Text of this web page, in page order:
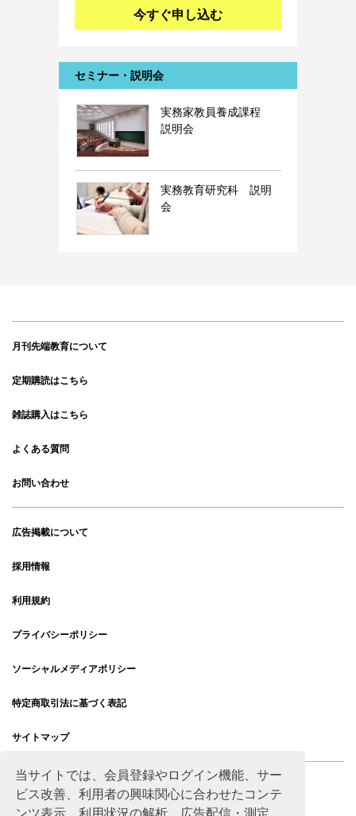
当サイトでは、会員登録やログイン機能、サー
ビス改善、利用者の興味関心に合わせたコンテ
ンツ表示、利用状況の解析、広告配信・測定、
今すぐ申し込む
セミナー・説明会
実務家教員養成課程
説明会
実務教育研究科 説明
会
月刊先端教育について
定期購読はこちら
雑誌購入はこちら
よくある質問
お問い合わせ
広告掲載について
採用情報
利用規約
プライバシーポリシー
ソーシャルメディアポリシー
特定商取引法に基づく表記
サイトマップ